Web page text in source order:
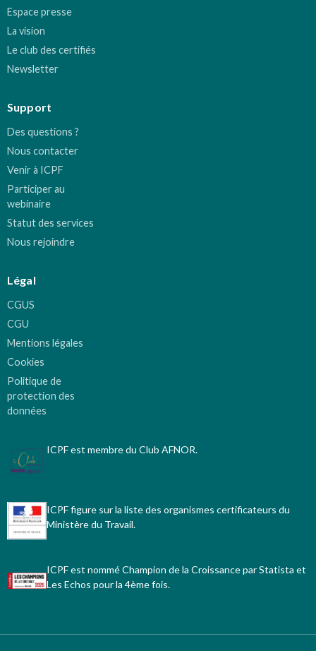
Espace presse
La vision
Le club des certifiés
Newsletter
Support
Des questions ?
Nous contacter
Venir à ICPF
Participer au
webinaire
Statut des services
Nous rejoindre
Légal
CGUS
CGU
Mentions légales
Cookies
Politique de
protection des
données
ICPF est membre du Club AFNOR.
ICPF figure sur la liste des organismes certificateurs du
Ministère du Travail.
ICPF est nommé Champion de la Croissance par Statista et
Les Echos pour la 4ème fois.